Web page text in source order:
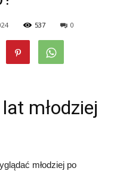
537 0
młodziej
młodziej po